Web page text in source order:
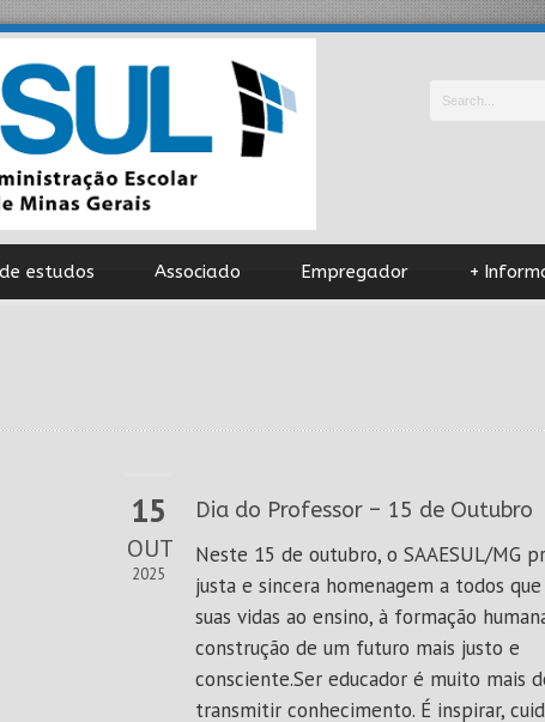
estudos Associado Empregador +
15
OUT
2025
Dia do Professor – 15 de Outubro
Neste 15 de outubro, o SAAESUL/MG
justa e sincera homenagem a todos
suas vidas ao ensino, à formação
construção de um futuro mais justo e
consciente.Ser educador é muito mais
transmitir conhecimento. É inspirar,